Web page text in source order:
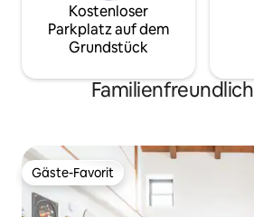
Kostenloser
Parkplatz auf dem
Grundstück
Gäste-Favorit
Gäste-Favorit